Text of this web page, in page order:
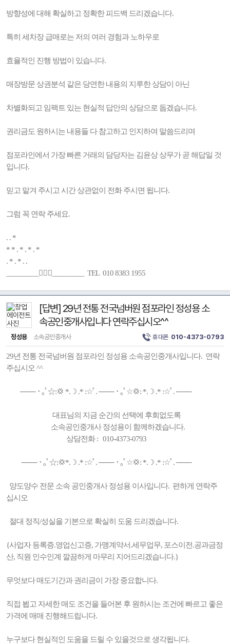
방향성에 대해 확실하고 정확한 피드백 드리겠습니다.
특히 세차장 급매로는 저의 여러 경험과 노하우로
효율적인 진행 방법이 있습니다.
매장방문 상권분석 같은 당연한 내용의 지루한 상담이 아닌
차별화되고 임팩트 있는 현실적 답안의 상담으로 돕겠습니다.
권리금도 원하시는 내용들 다 참고하고 인지하여 말씀드리며
점포라인에서 가장 빠른 거래의 담당자는 김윤상 상무가 곧 해답일 것
입니다.
믿고 맡겨 주시고 시간 상관없이 전화 주시면 됩니다.
그럼 꼭 연락 주세요.
. . *
* * . * . * . *
. * . * . .
_________🚶🏻‍♂️_________ TEL 010 8383 1955
[답변] 29년 전통 전국넘버원 점포라인 정성용 소
속공인중개사입니다 연락주십시오^^
정성용 소속공인중개사 휴대폰 010-4373-0793
29년 전통 전국넘버원 점포라인 정성용 소속공인중개사입니다. 연락
주십시오 ^^
─── ･ ｡ﾟ☆:💢 *.☽ .* :☆ﾟ. ─── ･ ｡ﾟ☆💢: *.☽ .* :☆ﾟ. ───
대표님의 지금 순간의 선택에 후회없도록
소속공인중개사 정성용이 함께하겠습니다.
상담전화 : 010-4373-0793
─── ･ ｡ﾟ☆:💢*.☽ .* :☆ﾟ. ─── ･ ｡ﾟ☆💢: *.☽ .* :☆ﾟ. ───
양도양수 전문 소속 공인중개사 정성용 이사입니다. 편하게 연락주
십시오
절대 정직/성실을 기본으로 확실히 도움 드리겠습니다.
{사업자 등록증.영업신고증, 가맹계약서.세무업무, 포스이전.공과금정
산, 직원 인수인계 깔끔하게 마무리 지어드리겠습니다.}
무엇보다 매도기간과 권리금이 가장 중요합니다.
직접 뵙고 자세한 매도 조건을 들어본 후 원하시는 조건에 빠르고 좋은
가격에 매매 진행해드립니다.
누구보다 현실적인 도움을 드릴 수 있을것으로 생각됩니다.